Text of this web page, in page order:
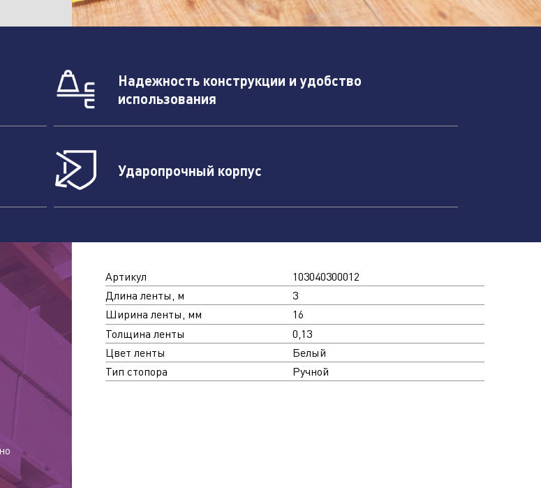
вы соглашаетесь с
Отправить
Надежность конструкции и удобство
использования
Ударопрочный корпус
Артикул
103040300012
Длина ленты, м
3
Ширина ленты, мм
16
Толщина ленты
0,13
Цвет ленты
Белый
Тип стопора
Ручной